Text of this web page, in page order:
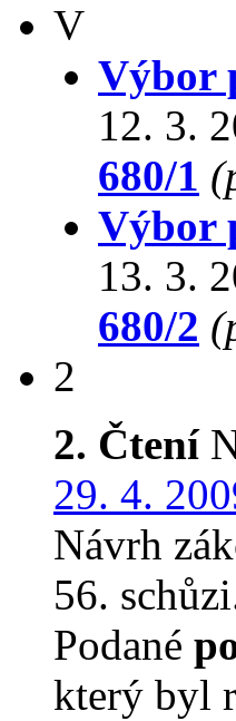
V
Výbor
12. 3.
680/1
Výbor
13. 3.
680/2
2
2. Čtení
29. 4.
Návrh
56.
Podané
který byl